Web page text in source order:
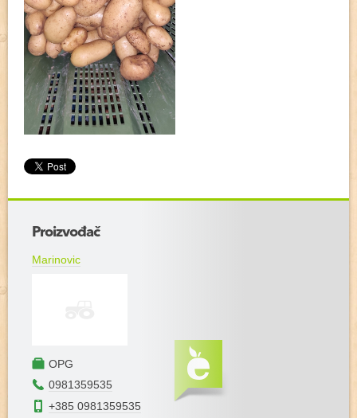
+
Proizvođač
Marinovic
OPG
0981359535
+385 0981359535